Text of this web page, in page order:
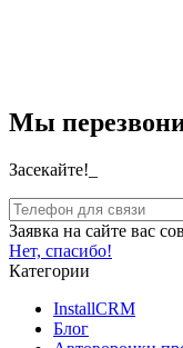
Мы
Засекайте!_
Заявка на сайте вас
Нет, спасибо!
Категории
InstallCRM
Блог